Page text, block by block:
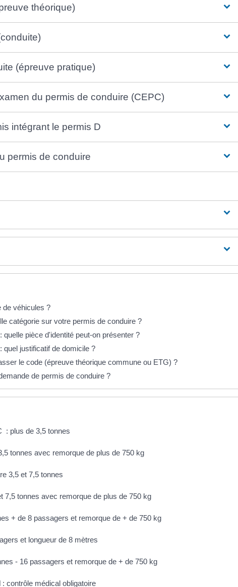
théorique)
(épreuve pratique)
du permis de conduire (CEPC)
intégrant le permis D
permis de conduire
de véhicules ?
catégorie sur votre permis de conduire ?
pièce d'identité peut-on présenter ?
quel justificatif de domicile ?
le code (épreuve théorique commune ou ETG) ?
de permis de conduire ?
: plus de 3,5 tonnes
tonnes avec remorque de plus de 750 kg
3,5 et 7,5 tonnes
7,5 tonnes avec remorque de plus de 750 kg
+ de 8 passagers et remorque de + de 750 kg
et longueur de 8 mètres
- 16 passagers et remorque de + de 750 kg
contrôle médical obligatoire